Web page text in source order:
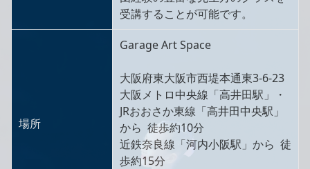
受講することが可能です。
場所
Garage Art Space
大阪府東大阪市西堤本通東3-6-23
大阪メトロ中央線「高井田駅」・
JRおおさか東線「高井田中央駅」
から 徒歩約10分
近鉄奈良線「河内小阪駅」から 徒
歩約15分